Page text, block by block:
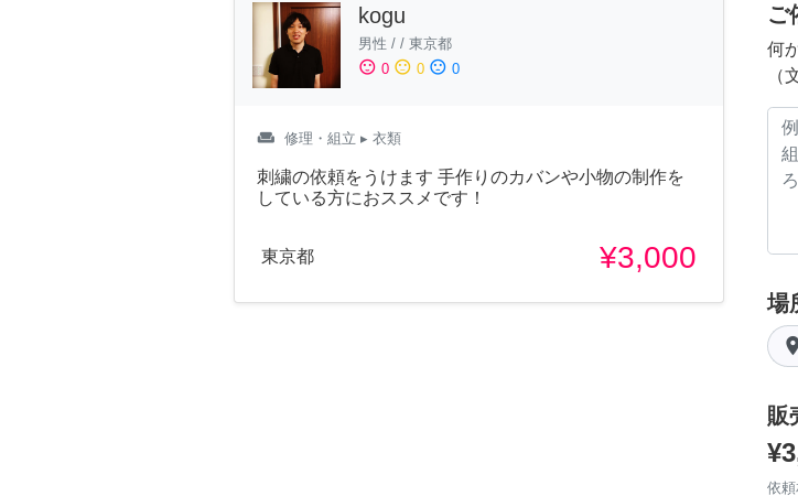
kogu
男性 / / 東京都
sentiment_satisfied 0 sentiment_neutral 0 sentiment_dissatisfied 0
weekend 修理・組立 ▸ 衣類
刺繍の依頼をうけます 手作りのカバンや小物の制作を
している方におススメです！
東京都 ¥3,000
ご
何
（
場
販
依